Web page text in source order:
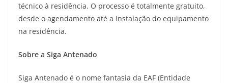
técnico à residência. O processo é totalmente gratuito,
desde o agendamento até a instalação do equipamento
na residência.
Sobre a Siga Antenado
Siga Antenado é o nome fantasia da EAF (Entidade